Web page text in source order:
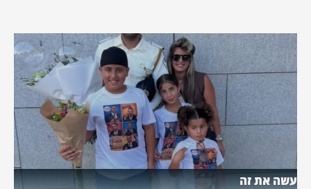
עשה את זה